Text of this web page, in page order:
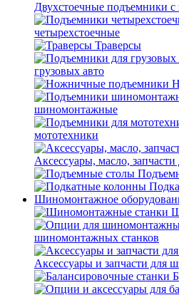
Двухстоечные подъемники
четырехстоечные
Траверсы
грузовых авто
шиномонтажные
мототехники
Аксессуары, масло,
Шиномонтажное
шиномонтажных станков
Аксессуары и запчасти для